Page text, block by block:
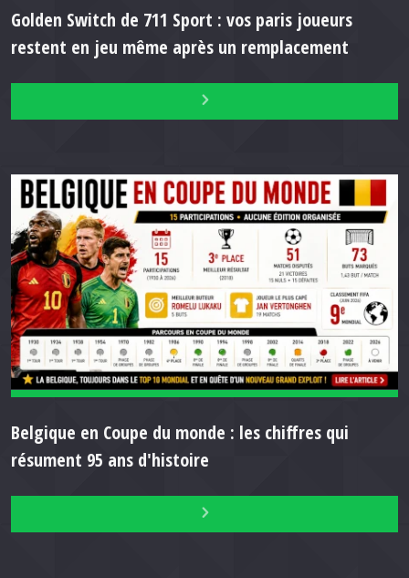
Golden Switch de 711 Sport : vos paris joueurs
restent en jeu même après un remplacement
Belgique en Coupe du monde : les chiffres qui
résument 95 ans d'histoire